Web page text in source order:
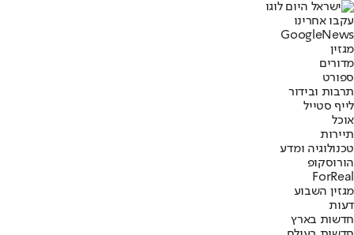
עקבו אחרינו
Googl eNews
מגזין
מדורים
ספורט
תרבות ובידור
לייף סטייל
אוכל
תיירות
טכנולוגיה ומדע
הורוסקופ
ForReal
מגזין השבוע
דעות
חדשות בארץ